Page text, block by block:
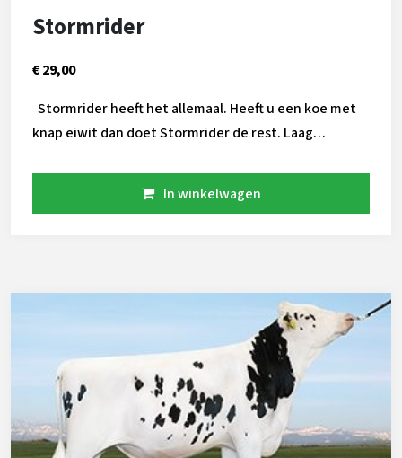
Stormrider
€ 29,00
knap eiwit dan doet Stormrider de rest. Laag
In winkelwagen